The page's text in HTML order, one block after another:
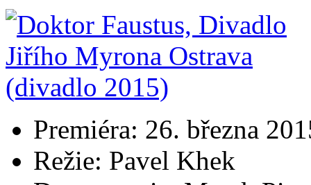
Premiéra: 26. března
Režie: Pavel Khek